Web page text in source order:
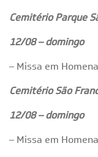
Cemitério Parque
12/08 – domingo
– Missa em
Cemitério São
12/08 – domingo
– Missa em